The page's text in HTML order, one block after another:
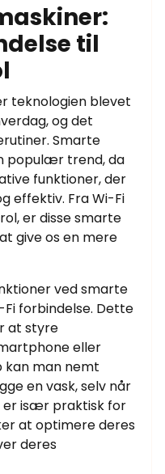
til
teknologien blevet
og det
Smarte
populær trend, da
funktioner, der
effektiv. Fra Wi-Fi
er disse smarte
give os en mere
ved smarte
forbindelse. Dette
at styre
eller
man nemt
en vask, selv når
er især praktisk for
at optimere deres
deres